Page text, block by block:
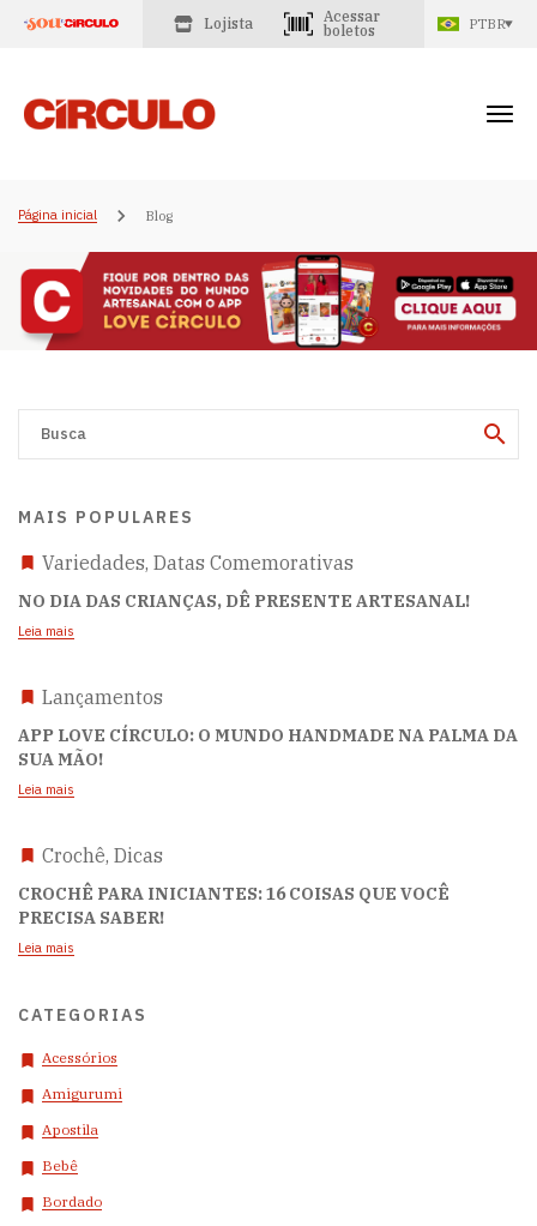
Lojista
Acessar
boletos
PTBR
Página inicial Blog
MAIS POPULARES
Variedades, Datas Comemorativas
NO DIA DAS CRIANÇAS, DÊ PRESENTE ARTESANAL!
Leia mais
Lançamentos
APP LOVE CÍRCULO: O MUNDO HANDMADE NA PALMA DA
SUA MÃO!
Leia mais
Crochê, Dicas
CROCHÊ PARA INICIANTES: 16 COISAS QUE VOCÊ
PRECISA SABER!
Leia mais
CATEGORIAS
Acessórios
Amigurumi
Apostila
Bebê
Bordado